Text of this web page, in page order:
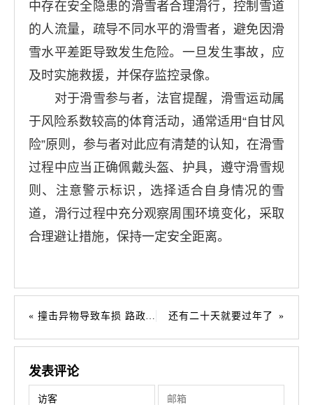
中存在安全隐患的滑雪者合理滑行，控制雪道
的人流量，疏导不同水平的滑雪者，避免因滑
雪水平差距导致发生危险。一旦发生事故，应
及时实施救援，并保存监控录像。
对于滑雪参与者，法官提醒，滑雪运动属
于风险系数较高的体育活动，通常适用“自甘风
险”原则，参与者对此应有清楚的认知，在滑雪
过程中应当正确佩戴头盔、护具，遵守滑雪规
则、注意警示标识，选择适合自身情况的雪
道，滑行过程中充分观察周围环境变化，采取
合理避让措施，保持一定安全距离。
撞击异物导致车损 路政尽责无须赔偿 还有二十天就要过年了
发表评论